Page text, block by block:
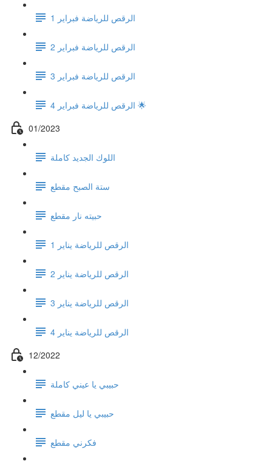
الرقص للرياضة فبراير 1
الرقص للرياضة فبراير 2
الرقص للرياضة فبراير 3
الرقص للرياضة فبراير 4 🌟
01/2023
اللوك الجديد كاملة
ستة الصبح مقطع
حبيته نار مقطع
الرقص للرياضة يناير 1
الرقص للرياضة يناير 2
الرقص للرياضة يناير 3
الرقص للرياضة يناير 4
12/2022
حبيبي يا عيني كاملة
حبيبي يا ليل مقطع
فكرني مقطع